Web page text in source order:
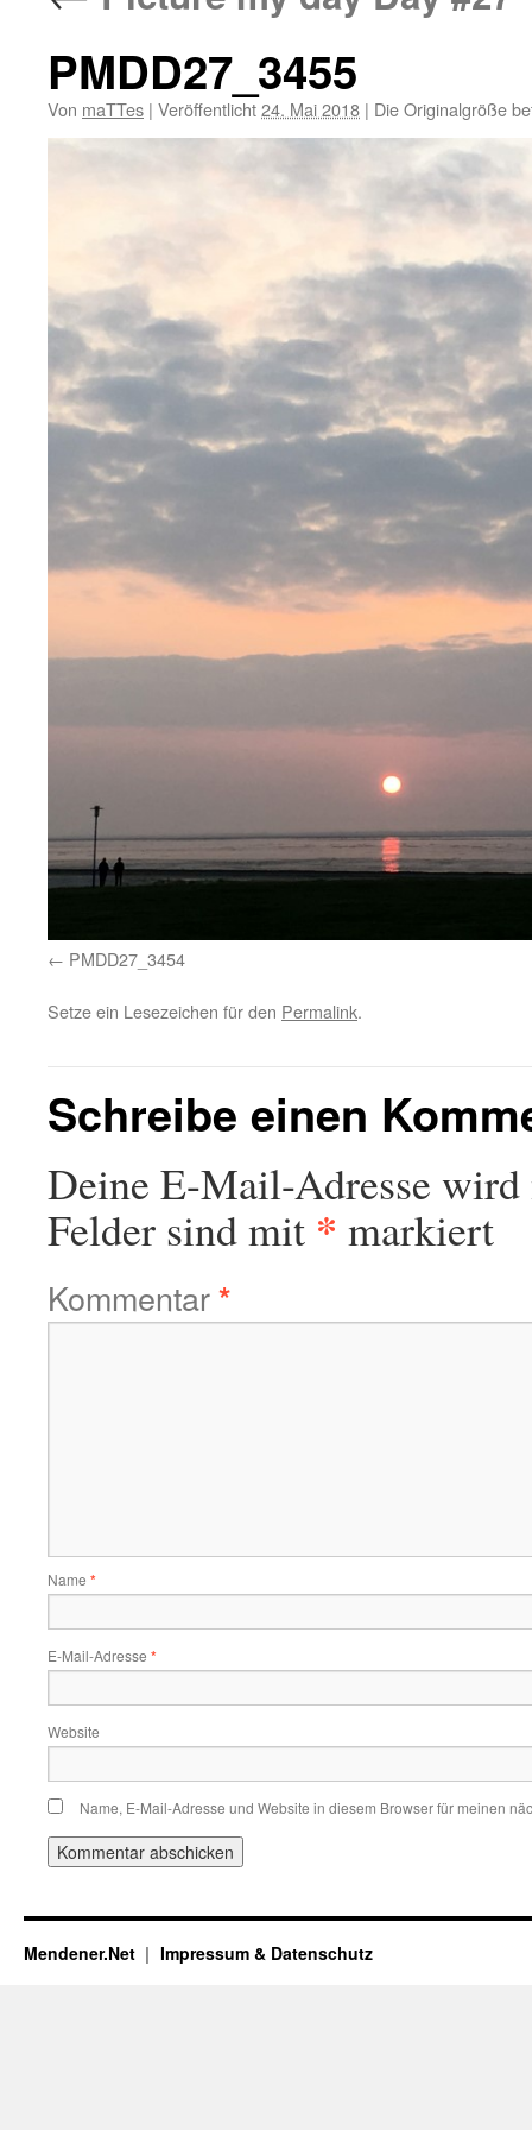
PMDD27_3455
Von maTTes | Veröffentlicht24. Mai 2018 | Die Originalgröße
PMDD27_3454
Setze ein Lesezeichen für den Permalink.
Schreibe einen
Deine E-Mail-Adresse
Felder sind mit * markiert
Kommentar*
Name *
E-Mail-Adresse *
Website
Name, E-Mail-Adresse und Website in diesem Browser für meinen
Mendener.Net Impressum & Datenschutz